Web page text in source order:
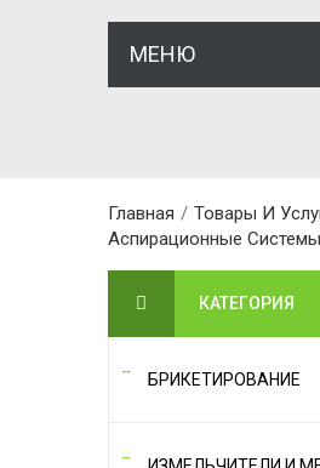
МЕНЮ
Главная / Товары И
Аспирационные Системы
КАТЕГОРИЯ
БРИКЕТИРОВАНИЕ